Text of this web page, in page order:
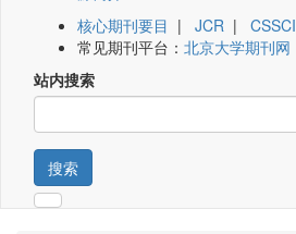
核心期刊要目 | JCR | CSSCI
常见期刊平台： 北京大学期刊网
站内搜索
搜索